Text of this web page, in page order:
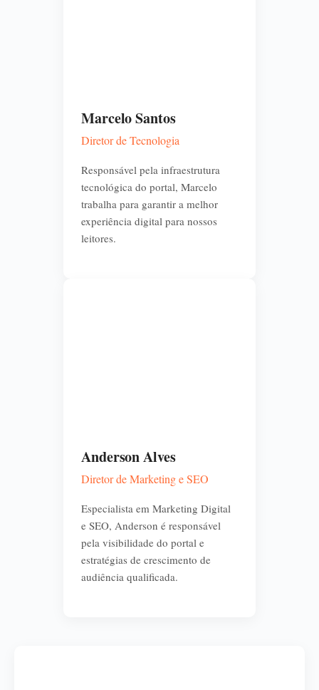
Marcelo Santos
Diretor de Tecnologia
Responsável pela infraestrutura
tecnológica do portal, Marcelo
trabalha para garantir a melhor
experiência digital para nossos
leitores.
Anderson Alves
Diretor de Marketing e SEO
Especialista em Marketing Digital
e SEO, Anderson é responsável
pela visibilidade do portal e
estratégias de crescimento de
audiência qualificada.